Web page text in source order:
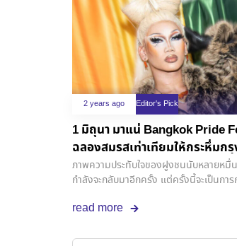
2 years ago Editor's Pick
1 มิถุนา มาแน่ Bangkok Pride Festival 2024: Celebration of Love เตรียม
ฉลองสมรสเท่าเทียมให้กระหึ่มก
ภาพความประทับใจของฝูงชนนับหลายห
กำลังจะกลับมาอีกครั้ง แต่ครั้งนี้จะเป็นกา
ก.พ. ที่ผ่านมา “Bangkok
read more